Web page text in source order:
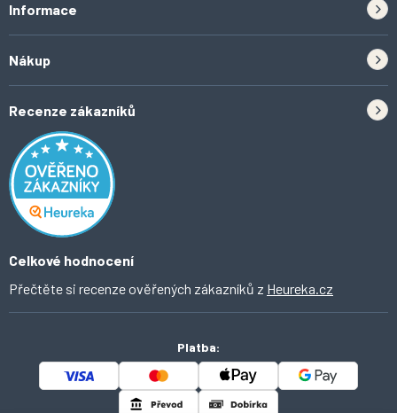
Informace
Tipy do kuchyně
Inspirace a trendy
Domácí vychytávky
O Ahomi
Nákup
Odstoupení od smlouvy
Obchodní podmínky
Ochrana osobních údajů
Recenze zákazníků
Celkové hodnocení
Přečtěte si recenze ověřených zákazníků z Heureka.cz
Platba: